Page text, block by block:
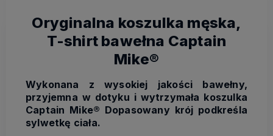
Oryginalna koszulka męska,
T-shirt bawełna Captain
Mike®
Wykonana z wysokiej jakości bawełny,
przyjemna w dotyku i wytrzymała koszulka
Captain Mike® Dopasowany krój podkreśla
sylwetkę ciała.